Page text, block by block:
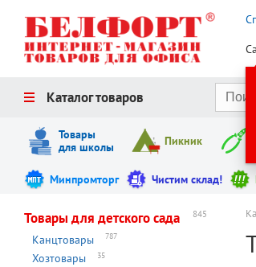
Каталог товаров
Товары
для школы
Пикник
Минпромторг Чистим склад!
Товары для детского сада 845
Канцтовары 787
Хозтовары 35